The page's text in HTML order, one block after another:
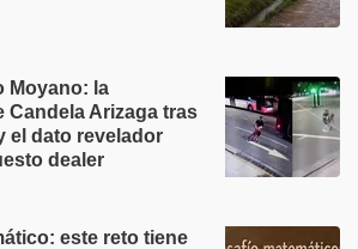
Moyano: la
Candela Arizaga tras
el dato revelador
dealer
este reto tiene